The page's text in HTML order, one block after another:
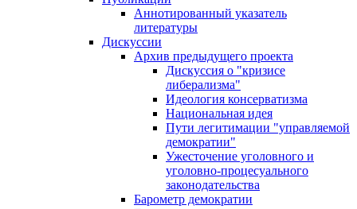
Аннотированный указатель
литературы
Дискуссии
Архив предыдущего проекта
Дискуссия о "кризисе
либерализма"
Идеология консерватизма
Национальная идея
Пути легитимации "управляемой
демократии"
Ужесточение уголовного и
уголовно-процесуального
законодательства
Барометр демократии